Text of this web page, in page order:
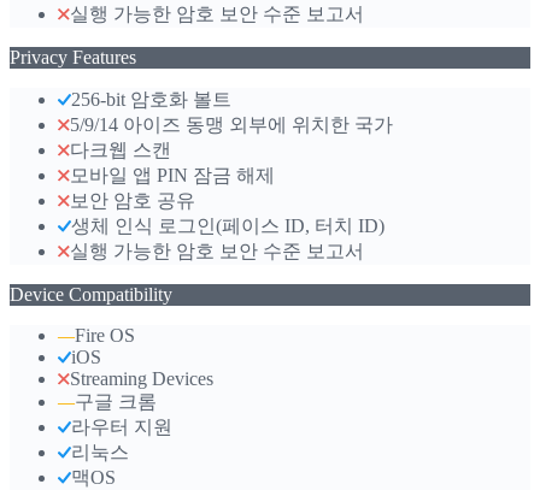
실행 가능한 암호 보안 수준 보고서
Privacy Features
256-bit 암호화 볼트
5/9/14 아이즈 동맹 외부에 위치한 국가
다크웹 스캔
모바일 앱 PIN 잠금 해제
보안 암호 공유
생체 인식 로그인(페이스 ID, 터치 ID)
실행 가능한 암호 보안 수준 보고서
Device Compatibility
—Fire OS
iOS
Streaming Devices
—구글 크롬
라우터 지원
리눅스
맥OS